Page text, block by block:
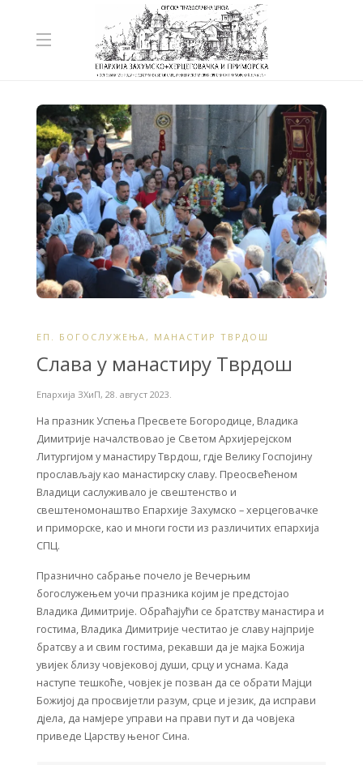
ЕП. БОГОСЛУЖЕЊА , МАНАСТИР ТВРДОШ
Слава у манастиру Тврдош
Епархија ЗХиП, 28. август 2023.
На празник Успења Пресвете Богородице, Владика
Димитрије началствовао је Светом Архијерејском
Литургијом у манастиру Тврдош, гдје Велику Госпојину
прослављају као манастирску славу. Преосвећеном
Владици саслуживало је свештенство и
свештеномонаштво Епархије Захумско – херцеговачке
и приморске, као и многи гости из различитих епархија
СПЦ.
Празнично сабрање почело је Вечерњим
богослужењем уочи празника којим је предстојао
Владика Димитрије. Обраћајући се братству манастира и
гостима, Владика Димитрије честитао је славу најприје
братсву а и свим гостима, рекавши да je мајка Божија
увијек близу човјековој души, срцу и уснама. Када
наступе тешкоће, човјек је позван да се обрати Мајци
Божијој да просвијетли разум, срце и језик, да исправи
дјела, да намјере управи на прави пут и да човјека
приведе Царству њеног Сина.